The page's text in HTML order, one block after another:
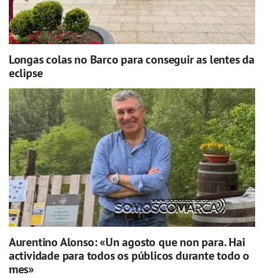
Longas colas no Barco para conseguir as lentes da
eclipse
Aurentino Alonso: «Un agosto que non para. Hai
actividade para todos os públicos durante todo o
mes»